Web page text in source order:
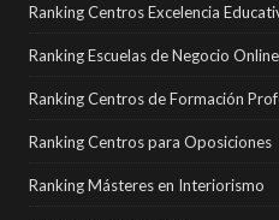
Ranking Centros Excelencia
Ranking Escuelas de Negocio Online
Ranking Centros de Formación
Ranking Centros para Oposiciones
Ranking Másteres en Interiorismo